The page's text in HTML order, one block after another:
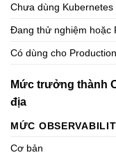
Chưa dùng Kubernetes
Đang thử nghiệm hoặc
Có dùng cho
Mức trưởng thành
địa
MỨC
Cơ bản